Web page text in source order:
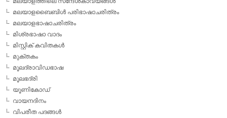
മലയാളബൈബിള്‍ പരിഭാഷാചരിത്രം
മലയാളഭാഷാചരിത്രം
മിശ്രഭാഷാ വാദം
മിസ്റ്റിക് കവിതകള്‍
മുക്തകം
മൂലദ്രാവിഡഭാഷ
മൂലഭദ്രി
യൂണികോഡ്
വായനദിനം
വിപരീത പദങ്ങള്‍